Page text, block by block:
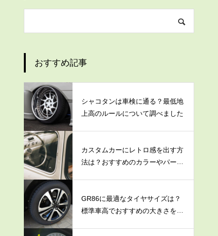
おすすめ記事
シャコタンは車検に通る？最低地
上高のルールについて調べました
カスタムカーにレトロ感を出す方
法は？おすすめのカラーやパーツ
GR86に最適なタイヤサイズは？
標準車高でおすすめの大きさを解